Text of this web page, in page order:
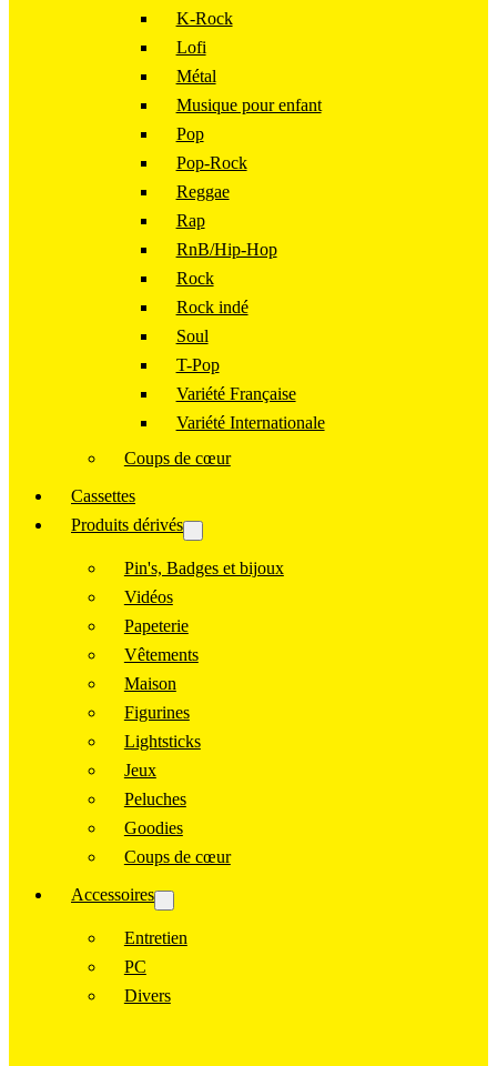
K-Rock
Lofi
Métal
Musique pour enfant
Pop
Pop-Rock
Reggae
Rap
RnB/Hip-Hop
Rock
Rock indé
Soul
T-Pop
Variété Française
Variété Internationale
Coups de cœur
Cassettes
Produits dérivés
Pin's, Badges et bijoux
Vidéos
Papeterie
Vêtements
Maison
Figurines
Lightsticks
Jeux
Peluches
Goodies
Coups de cœur
Accessoires
Entretien
PC
Divers